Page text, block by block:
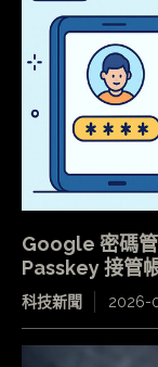
Google 密碼
Passkey 接管
科技新聞 2026-